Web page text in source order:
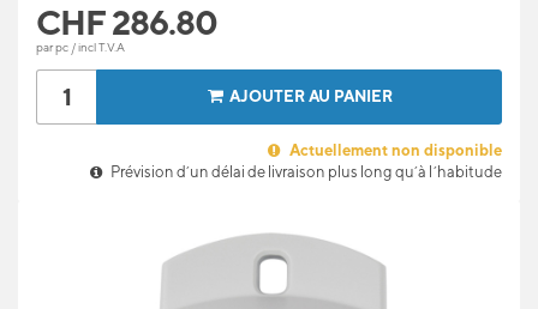
CHF286.80
par pc / incl T.V.A
AJOUTER AU PANIER
Actuellement non disponible
Prévision d’un délai de livraison plus long qu’à l’habitude